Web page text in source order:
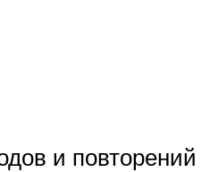
и повторений